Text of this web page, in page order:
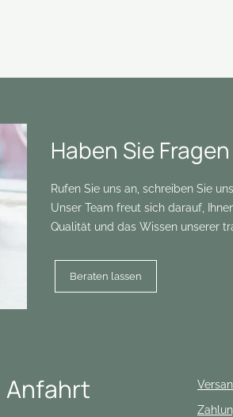
Haben Sie
Rufen Sie uns an, schreiben Sie
Unser Team freut sich darauf,
Qualität und das Wissen unserer
Beraten lassen
Anfahrt